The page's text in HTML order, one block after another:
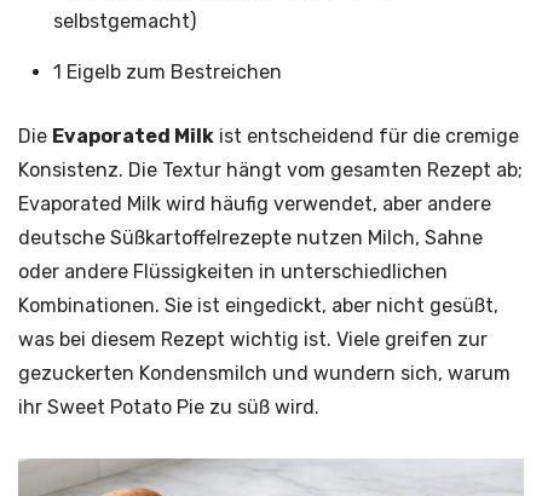
selbstgemacht)
1 Eigelb zum Bestreichen
Die Evaporated Milk ist entscheidend für die cremige
Konsistenz. Die Textur hängt vom gesamten Rezept ab;
Evaporated Milk wird häufig verwendet, aber andere
deutsche Süßkartoffelrezepte nutzen Milch, Sahne
oder andere Flüssigkeiten in unterschiedlichen
Kombinationen. Sie ist eingedickt, aber nicht gesüßt,
was bei diesem Rezept wichtig ist. Viele greifen zur
gezuckerten Kondensmilch und wundern sich, warum
ihr Sweet Potato Pie zu süß wird.